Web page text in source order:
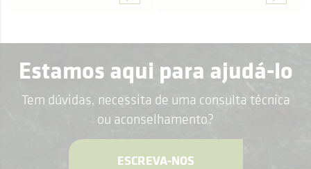
Estamos aqui para ajudá-lo
Tem dúvidas, necessita de uma consulta técnica
ou aconselhamento?
ESCREVA-NOS